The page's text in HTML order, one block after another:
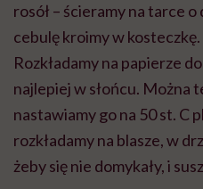
rosół – ścieramy na tarce
cebulę kroimy w
Rozkładamy na papierze
najlepiej w słońcu. Można
nastawiamy go na 50 st. C
rozkładamy na blasze, w
żeby się nie domykały, i